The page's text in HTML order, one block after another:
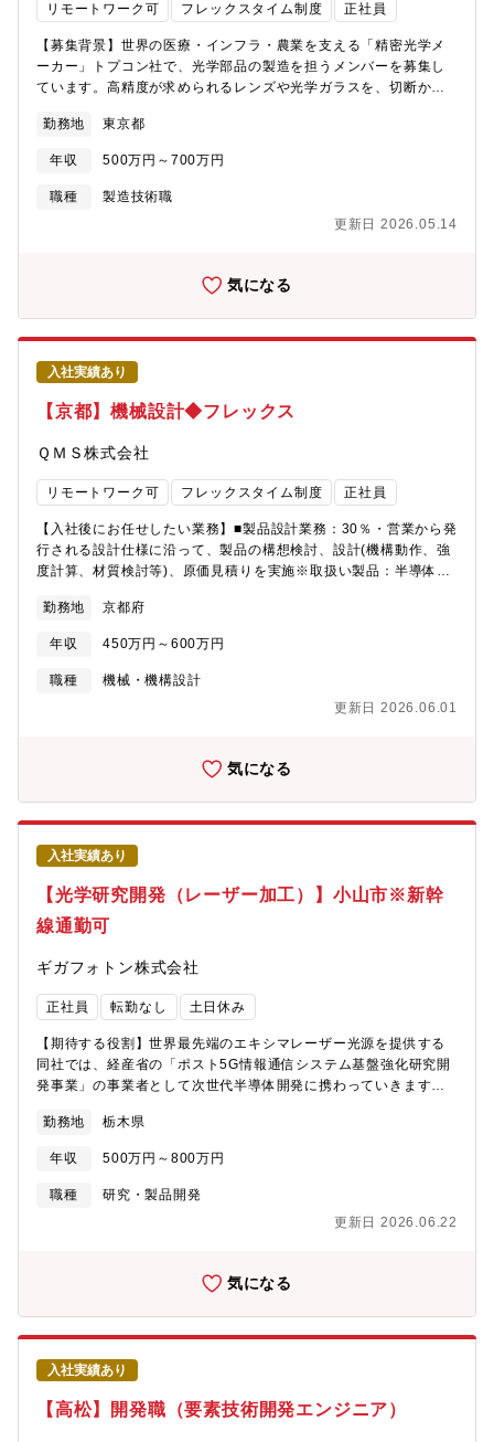
リモートワーク可 フレックスタイム制度 正社員
【募集背景】世界の医療・インフラ・農業を支える「精密光学メ
ーカー」トプコン社で、光学部品の製造を担うメンバーを募集し
ています。高精度が求められるレンズや光学ガラスを、切断から
ない“人の技術”が活きる領域で、着実にスキルを磨けます。【業務
内容】光学部品製造の専門チームとして、下記のような工程をお
任せします。■光学ガラス研磨を中心とした加工工程ガラスの切
断・荒ずり、砂かけ・精密研磨・芯取り加工※光学機器の性能を
験からでも安心してスタートできます。■洗浄・検査洗浄作業/目
度を高める重要な役割です。■設備メンテナンス・改善活動・生産
設備・測定器の点検／手入れ・5S活動（整理・整頓・清掃・清
潔・しつけ）・作業効率・歩留まりを高める改善提案“ただ作る”だ
けでなく、現場をより良くしていく取り組みも高く評価されま
す。【配属部署】本社製造部 部品製造課チームワークが良く、
技術者として腰を据えて成長していける環境です。【働き方】
■WLBの整った環境で就労頂けます。・フレックスタイム制度：あ
り(コアタイム10:00-15:00)・在宅勤務：週1.2回程度可・年間休
日：128日・入社3年後定着率90％以上【トプコン社の事業内容】
精密光学技術とデジタル技術を活かし、グローバルに展開するメ
ーカーです。主に「ヘルスケア」「スマートインフラ」「精密農
業」の3つの事業領域で、最先端のソリューションを提供していま
す。1. ヘルスケア事業眼科・検眼機器やデジタルイメージング技
術を活用し、眼科医療や視力検査の分野で革新的な製品を開発。
世界中の医療機関で使用されており、眼の健康維持や病気の早期
す。2. スマートインフラ事業測量・建設向けの自動化技術や位置
自動制御システムを活用したスマート建設技術により、持続可能
な社会の実現に貢献しています。※主に発展途上国に導入されて
農業機器を提供し、農業の生産性向上や環境負荷の軽減をサポー
勤務地 東京都
年収 500万円～700万円
職種
製造技術職
更新日 2026.05.14
気になる
入社実績あり
【京都】機械設計◆フレックス
ＱＭＳ株式会社
リモートワーク可 フレックスタイム制度 正社員
【入社後にお任せしたい業務】■製品設計業務：30％・営業から発
行される設計仕様に沿って、製品の構想検討、設計(機構動作、強
度計算、材質検討等)、原価見積りを実施※取扱い製品：半導体の
(軽微な形状変更)製品の設計。まずはここを対応いただき、設計技
術力を向上します。1～2年程度のOJTで一人立ちできます。２．
応用設計顧客の要望を具現化する設計。既存製品も参考にできま
すが、設計者の采配で一から設計できます。基本設計が身に付い
法、設計要件などは社員が丁寧に教育しますので、興味、やる気
組立図・部品図をCADで製図します。■製品開発業務：10％顧客
提案用途の新しい製品、機構を開発する為に、試作、評価、解析
を行います。■受注案件手配業務：10％顧客の注文書を基に、生産
管理Tへ手配書を発行します(事務作業)。他部門、協力会社、お客
様、営業メンバーとの打合せも発生いたします。【将来的にお願
いしたい業務】従来のICソケットのみの提供だけでなく、周辺機
材を取り入れる予定です。■検査装置/システムの開発・内製もし
くは協力会社との協業で、装置及び電子制御システムの開発の実
施、進捗管理を行います。・メカトロニクスにおける、ハード(メ
上記分野におけるマネジメント（本人の希望と適性による）【配
属先】Testsolution 営業技術グループ■人数 8名■内訳 グルー
プ責任者： 40代男性 正社員：男性 8名(20代 3名/40代 3名/50
務を実施しております。ご本人の適性や業務量に併せてフォロー
しながら共に業務を進めていく予定です。※勤務地は基本的に京
都オフィスですが、入社者のスキルによっては導入教育、業務研
修等で一時的に川口本社への勤務をしていただく可能性がござい
で京都に1名はメンバーが在中する予定です。【組織について】■
業務を進めることが可能です。またやりたいと思うことに挑戦で
きる環境です。【魅力】■ほぼ内製（設計は外注ほぼなし）、製造
→製品設計→作図/見積もり→工法検討(生産技術)→製作”の一連の
いエンジニアリソース補充のため【働き方】■フレックス (コア
が上長の承認が必要になります。【キューエムエス株式会社と
勤務地 京都府
年収 450万円～600万円
職種
機械・機構設計
更新日 2026.06.01
気になる
入社実績あり
【光学研究開発（レーザー加工）】小山市※新幹
線通勤可
ギガフォトン株式会社
正社員 転勤なし 土日休み
【期待する役割】世界最先端のエキシマレーザー光源を提供する
同社では、経産省の「ポスト5G情報通信システム基盤強化研究開
発事業」の事業者として次世代半導体開発に携わっていきます。
る研究開発職の募集となります。【職務概要】■自社の半導体露光
用光源の光学モジュールの設計、開発をお任せします■シミュレー
ション、原理確認試験、詳細設計、評価、量産化のスキルが必要
とされます【詳細】■Zemaxを使用しての光学モジュールの設計、
た波動光学シミュレーションの実施■試験計画の立案※大学機関と
に1度、Teamsまたは対面で課のミーティングを行っており、全体
の業務内容や進捗の共有をしています■各個人の状況は、週報を作
成することで管理職が確認できる状態にしているため、的確なア
ドバイスが得られる体制です■Excelでタスクやスケジュールの管
理をしています【魅力】■半導体露光用光源レーザの光学性能を改
善するためのシミュレーション、実機試験から具体的な対策立案
を行い、設計、評価、量産展開、市場不具合対応まで一気通貫で
経験できます■世の中で使用されるスマートフォンやパソコンの製
勤務地 栃木県
年収 500万円～800万円
職種
研究・製品開発
更新日 2026.06.22
気になる
入社実績あり
【高松】開発職（要素技術開発エンジニア）